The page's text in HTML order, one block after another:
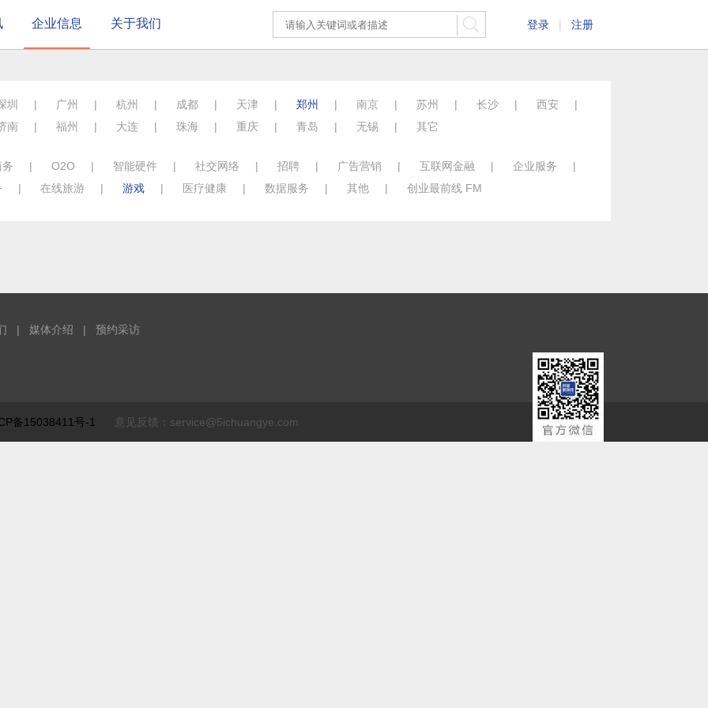
企业信息 关于我们 登录 | 注册
圳 | 广州 | 杭州 | 成都 | 天津 | 郑州 | 南京 | 苏州 | 长沙 | 西安
|
南 | 福州 | 大连 | 珠海 | 重庆 | 青岛 | 无锡 | 其它
| O2O | 智能硬件 | 社交网络 | 招聘 | 广告营销 | 互联网金融 | 企业服务
|
| 在线旅游 | 游戏 | 医疗健康 | 数据服务 | 其他 | 创业最前线 FM
| 媒体介绍 | 预约采访
备15038411号-1 意见反馈：service@5ichuangye.com